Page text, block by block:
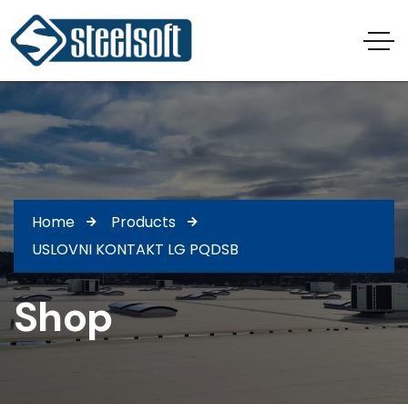
Home
Products
USLOVNI KONTAKT LG PQDSB
Shop